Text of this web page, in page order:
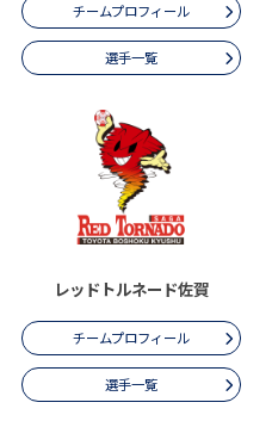
チームプロフィール
選手一覧
レッドトルネード佐賀
チームプロフィール
選手一覧